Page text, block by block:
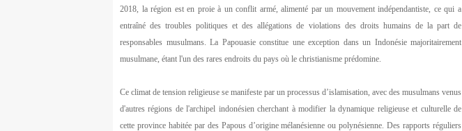
2018, la région est en proie à un conflit armé, alimenté par un mouvement indépendantiste, ce qui a
entraîné des troubles politiques et des allégations de violations des droits humains de la part de
responsables musulmans. La Papouasie constitue une exception dans un Indonésie majoritairement
musulmane, étant l'un des rares endroits du pays où le christianisme prédomine.
Ce climat de tension religieuse se manifeste par un processus d’islamisation, avec des musulmans venus
d'autres régions de l'archipel indonésien cherchant à modifier la dynamique religieuse et culturelle de
cette province habitée par des Papous d’origine mélanésienne ou polynésienne. Des rapports réguliers